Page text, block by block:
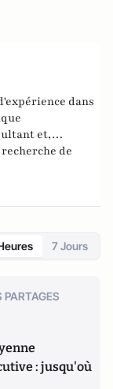
dans
et,
de
en
School et
7 Jours
PARTAGES
: jusqu'où